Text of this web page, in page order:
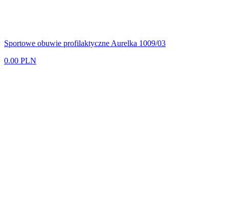
Sportowe obuwie profilaktyczne Aurelka 1009/03
0.00 PLN